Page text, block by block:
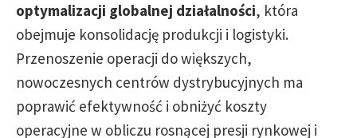
optymalizacji globalnej działalności, która
obejmuje konsolidację produkcji i logistyki.
Przenoszenie operacji do większych,
nowoczesnych centrów dystrybucyjnych ma
poprawić efektywność i obniżyć koszty
operacyjne w obliczu rosnącej presji rynkowej i